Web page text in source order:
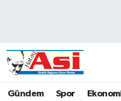
Gündem Spor
Dünya
Eğitim
Hava Durumu
Namaz Vakitleri